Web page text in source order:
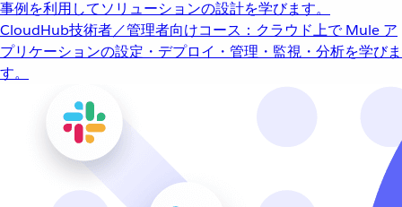
事例を利用してソリューションの設計を学びます。
CloudHub技術者／管理者向けコース：クラウド上で Mule ア
プリケーションの設定・デプロイ・管理・監視・分析を学びま
す。